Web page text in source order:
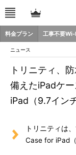
料金プラン 工事不要Wi-
ニュース
トリニティ、
備えたiPadケ
iPad（9.7イン
トリニティは
Case for iPad